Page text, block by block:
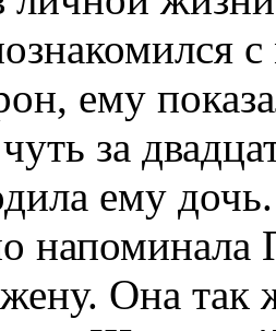
ему
за
ему
напоминала
Она так